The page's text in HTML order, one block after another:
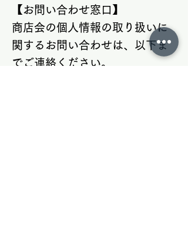
【お問い合わせ窓口】
商店会の個人情報の取り扱いに
関するお問い合わせは、以下ま
でご連絡ください。